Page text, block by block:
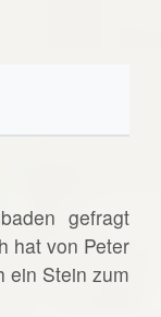
gefragt
hat von Peter
ein Stein zum